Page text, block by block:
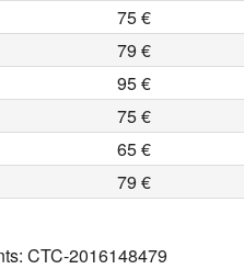
75 €
79 €
95 €
75 €
65 €
79 €
CTC-2016148479